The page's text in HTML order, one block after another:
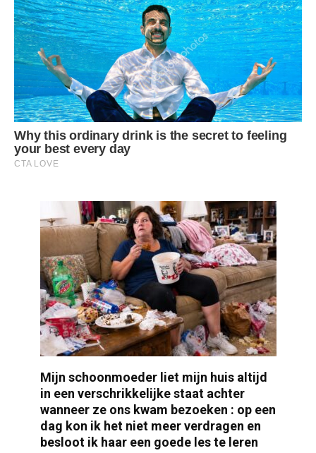
Mijn schoonmoeder liet mijn huis altijd
in een verschrikkelijke staat achter
wanneer ze ons kwam bezoeken : op een
dag kon ik het niet meer verdragen en
besloot ik haar een goede les te leren